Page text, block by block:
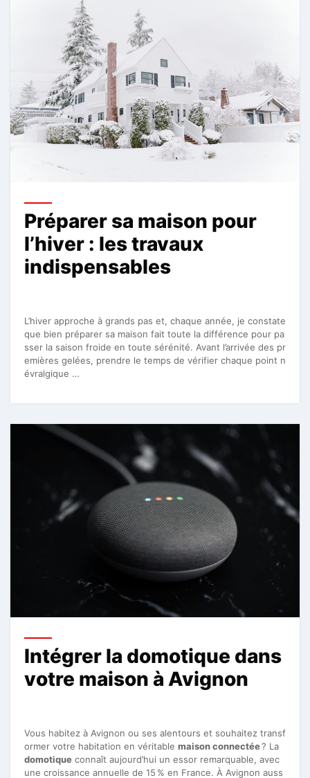
Préparer sa maison pour
l’hiver : les travaux
indispensables
L’hiver approche à grands pas et, chaque année, je constate
que bien préparer sa maison fait toute la différence pour pa
sser la saison froide en toute sérénité. Avant l’arrivée des pr
emières gelées, prendre le temps de vérifier chaque point n
évralgique …
Intégrer la domotique dans
votre maison à Avignon
Vous habitez à Avignon ou ses alentours et souhaitez transf
ormer votre habitation en véritable maison connectée? La
domotique connaît aujourd’hui un essor remarquable, avec
une croissance annuelle de 15 % en France. À Avignon auss